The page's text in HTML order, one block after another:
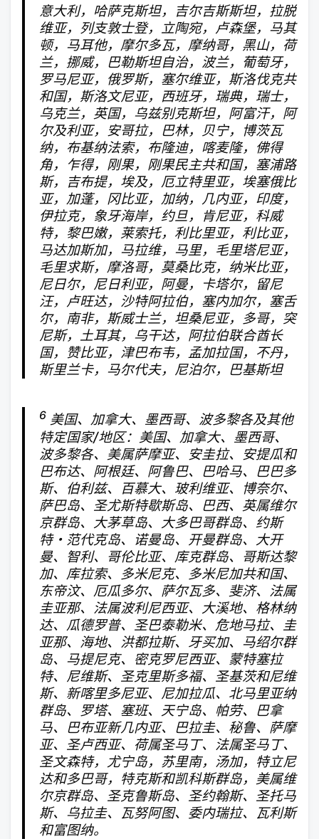
意大利，哈萨克斯坦，吉尔吉斯斯坦，拉脱
维亚，列支敦士登，立陶宛，卢森堡，马其
顿，马耳他，摩尔多瓦，摩纳哥，黑山，荷
兰，挪威，巴勒斯坦自治，波兰，葡萄牙，
罗马尼亚，俄罗斯，塞尔维亚，斯洛伐克共
和国，斯洛文尼亚，西班牙，瑞典，瑞士，
乌克兰，英国，乌兹别克斯坦，阿富汗，阿
尔及利亚，安哥拉，巴林，贝宁，博茨瓦
纳，布基纳法索，布隆迪，喀麦隆，佛得
角，乍得，刚果，刚果民主共和国，塞浦路
斯，吉布提，埃及，厄立特里亚，埃塞俄比
亚，加蓬，冈比亚，加纳，几内亚，印度，
伊拉克，象牙海岸，约旦，肯尼亚，科威
特，黎巴嫩，莱索托，利比里亚，利比亚，
马达加斯加，马拉维，马里，毛里塔尼亚，
毛里求斯，摩洛哥，莫桑比克，纳米比亚，
尼日尔，尼日利亚，阿曼，卡塔尔，留尼
汪，卢旺达，沙特阿拉伯，塞内加尔，塞舌
尔，南非，斯威士兰，坦桑尼亚，多哥，突
尼斯，土耳其，乌干达，阿拉伯联合酋长
国，赞比亚，津巴布韦，孟加拉国，不丹，
斯里兰卡，马尔代夫，尼泊尔，巴基斯坦
6 美国、加拿大、墨西哥、波多黎各及其他
特定国家/地区：美国、加拿大、墨西哥、
波多黎各、美属萨摩亚、安圭拉、安提瓜和
巴布达、阿根廷、阿鲁巴、巴哈马、巴巴多
斯、伯利兹、百慕大、玻利维亚、博奈尔、
萨巴岛、圣尤斯特歇斯岛、巴西、英属维尔
京群岛、大茅草岛、大多巴哥群岛、约斯
特・范代克岛、诺曼岛、开曼群岛、大开
曼、智利、哥伦比亚、库克群岛、哥斯达黎
加、库拉索、多米尼克、多米尼加共和国、
东帝汶、厄瓜多尔、萨尔瓦多、斐济、法属
圭亚那、法属波利尼西亚、大溪地、格林纳
达、瓜德罗普、圣巴泰勒米、危地马拉、圭
亚那、海地、洪都拉斯、牙买加、马绍尔群
岛、马提尼克、密克罗尼西亚、蒙特塞拉
特、尼维斯、圣克里斯多福、圣基茨和尼维
斯、新喀里多尼亚、尼加拉瓜、北马里亚纳
群岛、罗塔、塞班、天宁岛、帕劳、巴拿
马、巴布亚新几内亚、巴拉圭、秘鲁、萨摩
亚、圣卢西亚、荷属圣马丁、法属圣马丁、
圣文森特，尤宁岛，苏里南，汤加，特立尼
达和多巴哥，特克斯和凯科斯群岛，美属维
尔京群岛、圣克鲁斯岛、圣约翰斯、圣托马
斯、乌拉圭、瓦努阿图、委内瑞拉、瓦利斯
和富图纳。